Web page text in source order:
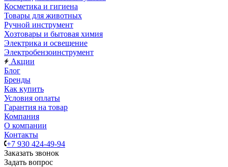
Косметика и гигиена
Товары для животных
Ручной инструмент
Хозтовары и бытовая химия
Электрика и освещение
Электробензоинструмент
Акции
Блог
Бренды
Как купить
Условия оплаты
Гарантия на товар
Компания
О компании
Контакты
+7 930 424-49-94
Заказать звонок
Задать вопрос